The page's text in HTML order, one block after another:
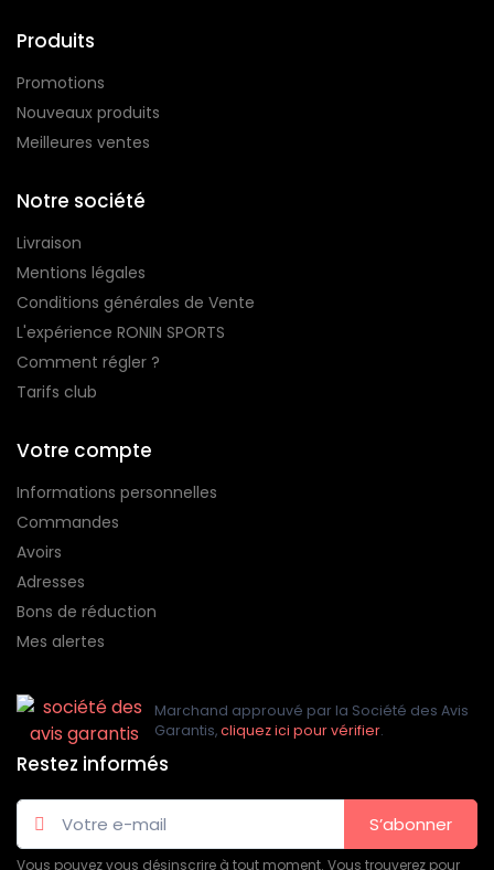
Produits
Promotions
Nouveaux produits
Meilleures ventes
Notre société
Livraison
Mentions légales
Conditions générales de Vente
L'expérience RONIN SPORTS
Comment régler ?
Tarifs club
Votre compte
Informations personnelles
Commandes
Avoirs
Adresses
Bons de réduction
Mes alertes
Marchand approuvé par la Société des Avis
Garantis,cliquez ici pour vérifier.
Restez informés
S’abonner
Vous pouvez vous désinscrire à tout moment. Vous trouverez pour